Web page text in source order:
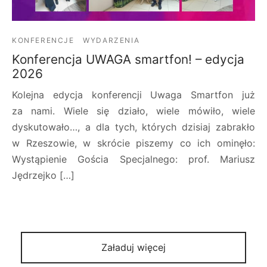
KONFERENCJE WYDARZENIA
Konferencja UWAGA smartfon! – edycja
2026
Kolejna edycja konferencji Uwaga Smartfon już
za nami. Wiele się działo, wiele mówiło, wiele
dyskutowało…, a dla tych, których dzisiaj zabrakło
w Rzeszowie, w skrócie piszemy co ich ominęło:
Wystąpienie Gościa Specjalnego: prof. Mariusz
Jędrzejko […]
Załaduj więcej